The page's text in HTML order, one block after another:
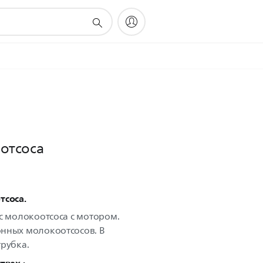
молокоотсоса с мотором.
молокоотсосов. В